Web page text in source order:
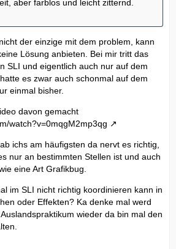
aber farblos und leicht zitternd.
der einzige mit dem problem, kann
Lösung anbieten. Bei mir tritt das
SLI und eigentlich auch nur auf dem
es zwar auch schonmal auf dem
einmal bisher.
davon gemacht
watch?v=0mqgM2mp3qg
ichs am häufigsten da nervt es richtig,
nur an bestimmten Stellen ist und auch
eine Art Grafikbug.
im SLI nicht richtig koordinieren kann in
oder Effekten? Ka denke mal werd
wieder da bin mal den